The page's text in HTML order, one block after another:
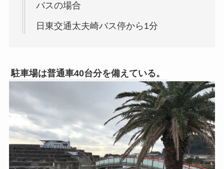
バスの場合
日東交通太夫崎バス停から1分
駐車場は普通車40台分を備えている。